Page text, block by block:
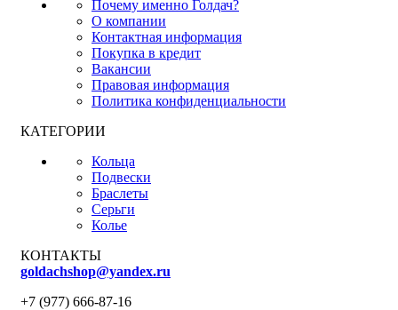
Почему именно Голдач?
О компании
Контактная информация
Покупка в кредит
Вакансии
Правовая информация
Политика конфиденциальности
КАТЕГОРИИ
Кольца
Подвески
Браслеты
Серьги
Колье
КОНТАКТЫ
goldachshop@yandex.ru
+7 (977) 666-87-16